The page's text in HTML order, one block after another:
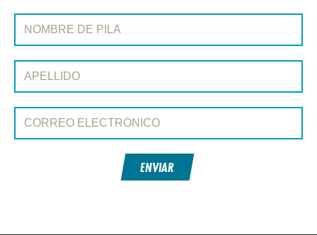
REGÍSTRATE EN CONEXIÓN
Nombre de pila:
Apellido:
Correo electrónico:
ENVIAR